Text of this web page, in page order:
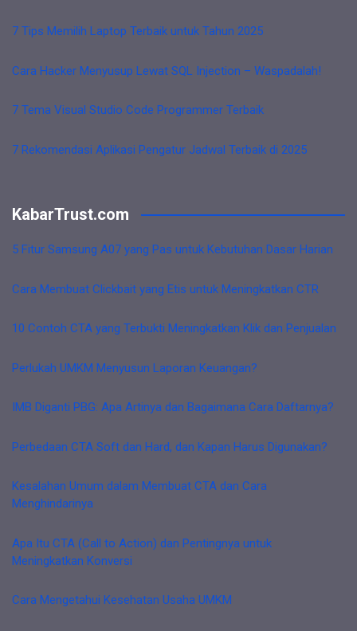
7 Tips Memilih Laptop Terbaik untuk Tahun 2025
Cara Hacker Menyusup Lewat SQL Injection – Waspadalah!
7 Tema Visual Studio Code Programmer Terbaik
7 Rekomendasi Aplikasi Pengatur Jadwal Terbaik di 2025
KabarTrust.com
5 Fitur Samsung A07 yang Pas untuk Kebutuhan Dasar Harian
Cara Membuat Clickbait yang Etis untuk Meningkatkan CTR
10 Contoh CTA yang Terbukti Meningkatkan Klik dan Penjualan
Perlukah UMKM Menyusun Laporan Keuangan?
IMB Diganti PBG: Apa Artinya dan Bagaimana Cara Daftarnya?
Perbedaan CTA Soft dan Hard, dan Kapan Harus Digunakan?
Kesalahan Umum dalam Membuat CTA dan Cara
Menghindarinya
Apa Itu CTA (Call to Action) dan Pentingnya untuk
Meningkatkan Konversi
Cara Mengetahui Kesehatan Usaha UMKM